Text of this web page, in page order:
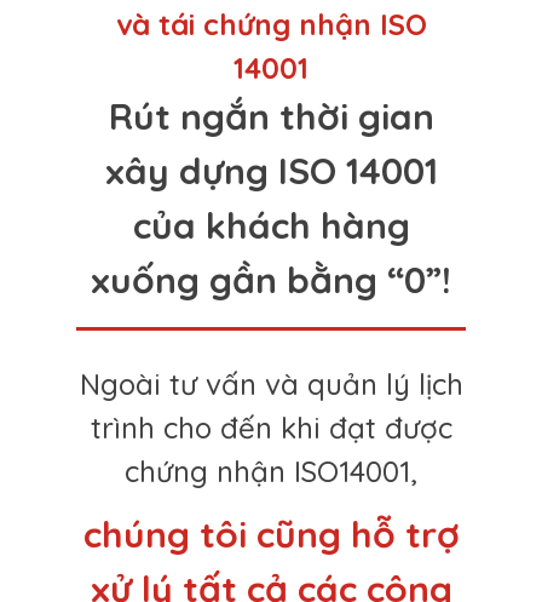
và tái chứng nhận ISO
14001
Rút ngắn thời gian
xây dựng ISO 14001
của khách hàng
xuống gần bằng “0”!
Ngoài tư vấn và quản lý lịch
trình cho đến khi đạt được
chứng nhận ISO14001,
chúng tôi cũng hỗ trợ
xử lý tất cả các công